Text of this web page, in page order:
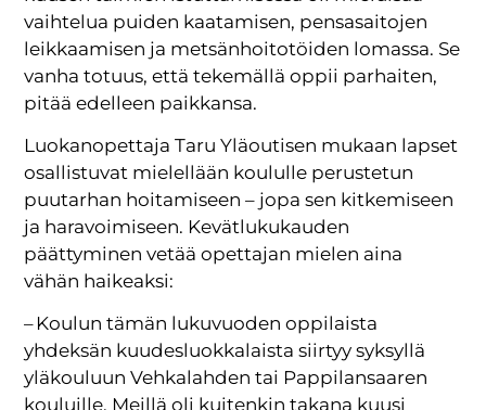
vaihtelua puiden kaatamisen, pensasaitojen
leikkaamisen ja metsänhoitotöiden lomassa. Se
vanha totuus, että tekemällä oppii parhaiten,
pitää edelleen paikkansa.
Luokanopettaja Taru Yläoutisen mukaan lapset
osallistuvat mielellään koululle perustetun
puutarhan hoitamiseen – jopa sen kitkemiseen
ja haravoimiseen. Kevätlukukauden
päättyminen vetää opettajan mielen aina
vähän haikeaksi:
– Koulun tämän lukuvuoden oppilaista
yhdeksän kuudesluokkalaista siirtyy syksyllä
yläkouluun Vehkalahden tai Pappilansaaren
kouluille. Meillä oli kuitenkin takana kuusi